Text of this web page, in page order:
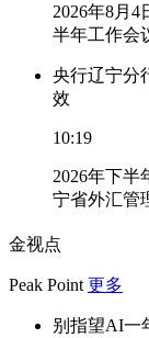
2026年8月
半年工作会
央行辽宁分
效
10:19
2026年下半
宁省外汇管
金视点
Peak Point 更多
别指望AI一